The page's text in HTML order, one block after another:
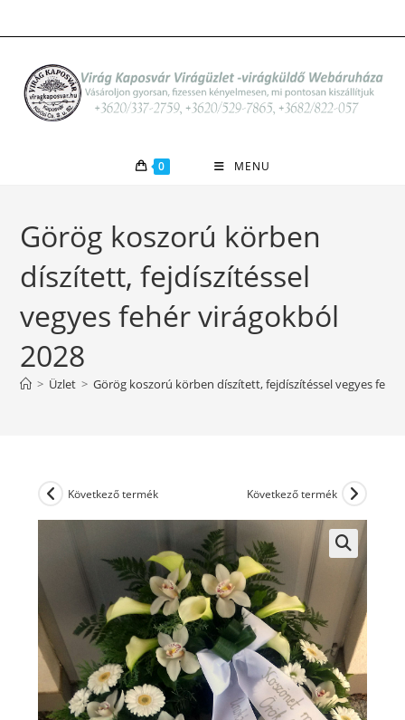
to
0 MENU
Görög koszorú körben
díszített, fejdíszítéssel
vegyes fehér virágokból
2028
> Üzlet > Görög koszorú körben díszített, fejdíszítéssel vegyes
Következő termék Következő termék